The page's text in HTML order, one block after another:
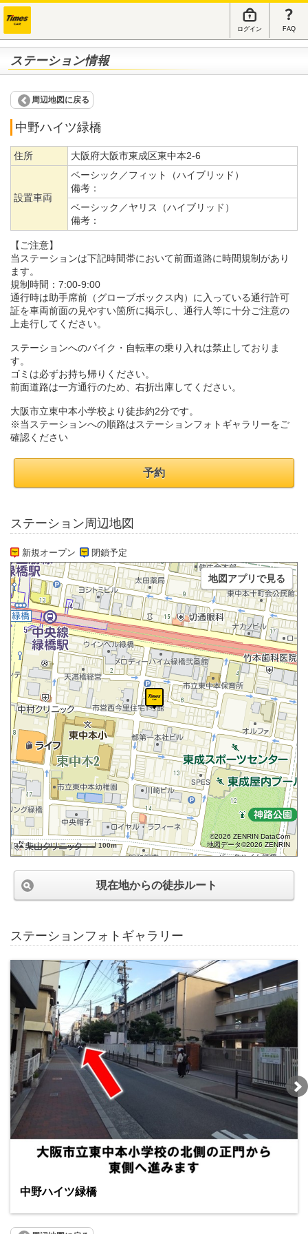
ログイン FAQ
ステーション情報
周辺地図に戻る
中野ハイツ緑橋
住所 大阪府大阪市東成区東中本2-6
設置車両
ベーシック／フィット（ハイブリッド）
備考：
ベーシック／ヤリス（ハイブリッド）
備考：
【ご注意】
当ステーションは下記時間帯において前面道路に時間規制があり
ます。
規制時間：7:00-9:00
通行時は助手席前（グローブボックス内）に入っている通行許可
証を車両前面の見やすい箇所に掲示し、通行人等に十分ご注意の
上走行してください。
ステーションへのバイク・自転車の乗り入れは禁止しておりま
す。
ゴミは必ずお持ち帰りください。
前面道路は一方通行のため、右折出庫してください。
大阪市立東中本小学校より徒歩約2分です。
※当ステーションへの順路はステーションフォトギャラリーをご
確認ください
予約
ステーション周辺地図
新規オープン 閉鎖予定
100m
©2026 ZENRIN DataCom
地図データ©2026 ZENRIN
地図アプリで見る
現在地からの徒歩ルート
ステーションフォトギャラリー
中野ハイツ緑橋